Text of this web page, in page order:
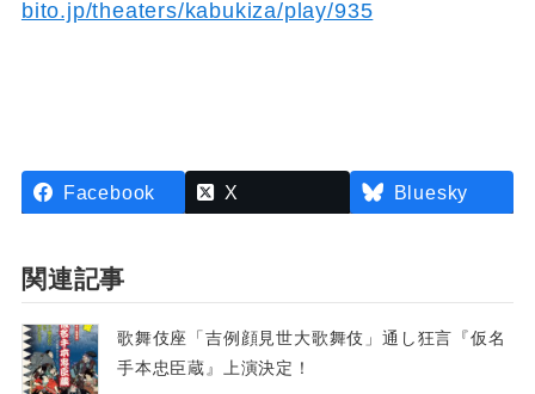
bito.jp/theaters/kabukiza/play/935
Facebook X Bluesky
関連記事
歌舞伎座「吉例顔見世大歌舞伎」通し狂言『仮名
手本忠臣蔵』上演決定！